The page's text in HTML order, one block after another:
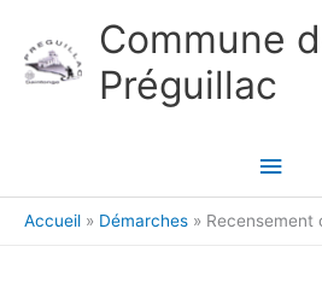
Commune
Préguillac
Menu
Accueil Démarches Recensement